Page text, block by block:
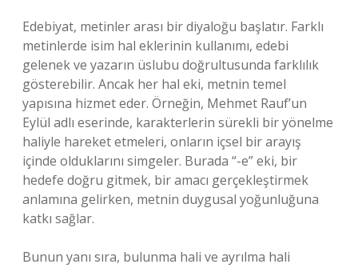
Edebiyat, metinler arası bir diyaloğu başlatır. Farklı
metinlerde isim hal eklerinin kullanımı, edebi
gelenek ve yazarın üslubu doğrultusunda farklılık
gösterebilir. Ancak her hal eki, metnin temel
yapısına hizmet eder. Örneğin, Mehmet Rauf’un
Eylül adlı eserinde, karakterlerin sürekli bir yönelme
haliyle hareket etmeleri, onların içsel bir arayış
içinde olduklarını simgeler. Burada “-e” eki, bir
hedefe doğru gitmek, bir amacı gerçekleştirmek
anlamına gelirken, metnin duygusal yoğunluğuna
katkı sağlar.
Bunun yanı sıra, bulunma hali ve ayrılma hali